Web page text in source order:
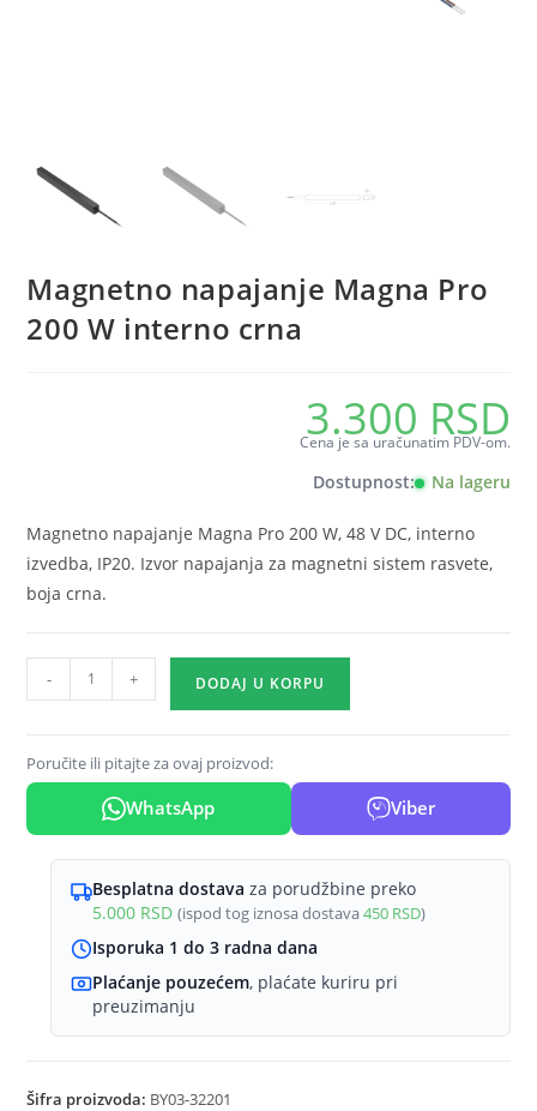
Magnetno napajanje Magna Pro
200 W interno crna
3.300 RSD
Cena je sa uračunatim PDV-om.
Dostupnost: Na lageru
Magnetno napajanje Magna Pro 200 W, 48 V DC, interno
izvedba, IP20. Izvor napajanja za magnetni sistem rasvete,
boja crna.
Magnetno
napajanje
Pro
200
W
- + DODAJ U KORPU
Poručite ili pitajte za ovaj proizvod:
WhatsApp Viber
Besplatna dostava za porudžbine preko
5.000 RSD (ispod tog iznosa dostava450 RSD)
Isporuka 1 do 3 radna dana
Plaćanje pouzećem, plaćate kuriru pri
preuzimanju
Šifra proizvoda: BY03-32201